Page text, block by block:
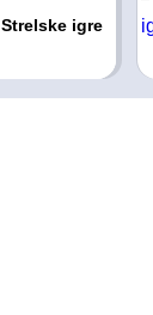
Strelske igre